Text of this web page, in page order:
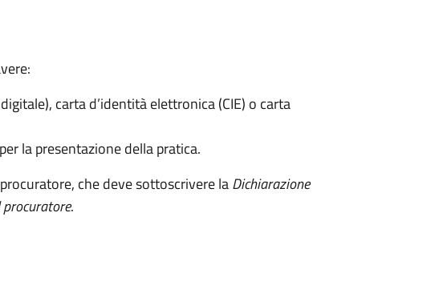
carta d’identità elettronica (CIE) o carta
la presentazione della pratica.
che deve sottoscrivere laDichiarazione
.